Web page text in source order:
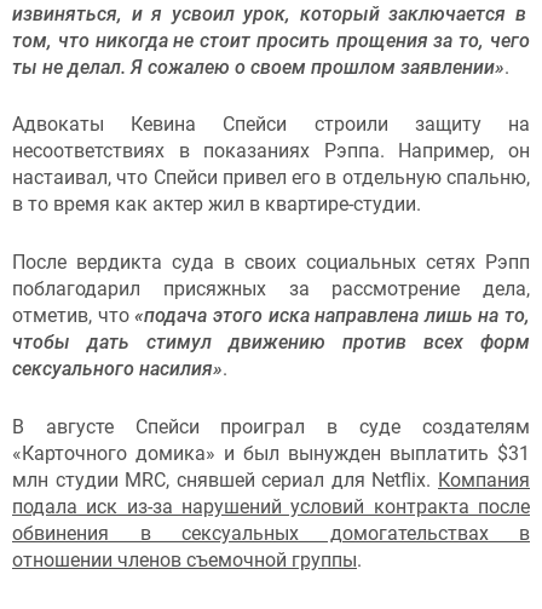
извиняться, и я усвоил урок, который заключается в
том, что никогда нестоит просить прощения за то, чего
ты не делал.Я сожалею о своем прошлом заявлении».
Адвокаты Кевина Спейси строили защиту на
несоответствиях в показаниях Рэппа. Например, он
настаивал, что Спейси привел его в отдельную спальню,
в то время как актер жил в квартире-студии.
После вердикта суда в своих социальных сетях Рэпп
поблагодарил присяжных за рассмотрение дела,
отметив, что«подача этого иска направленалишьна то,
чтобыдать стимул движению против всех форм
сексуального насилия».
В августе Спейси проиграл в суде создателям
«Карточного домика» и был вынужден выплатить $31
млн студии MRC, снявшей сериал для Netflix. Компания
подала иск из-за нарушений условий контракта после
обвинения в сексуальных домогательствах в
отношении членов съемочной группы.